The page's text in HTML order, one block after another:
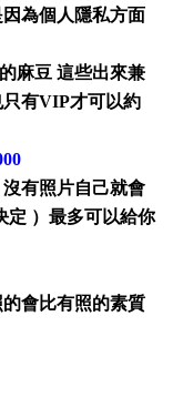
為個人隱私方面
麻豆 這些出來兼
有VIP才可以約
沒有照片自己就會
定 ）最多可以給你
會比有照的素質